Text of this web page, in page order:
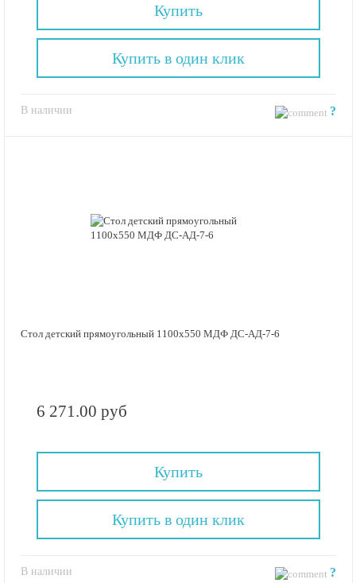
Купить
В наличии ?
Купить в один клик
Стол детский прямоугольный 1100х550 МДФ ДС-АД-7-6
6 271.00 руб
Купить
В наличии ?
Купить в один клик